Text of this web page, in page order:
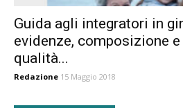
Guida agli integratori in
evidenze, composizione
qualità...
Redazione 15 Maggio 2018